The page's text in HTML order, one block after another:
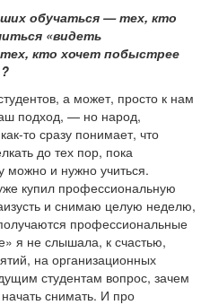
обучаться — тех, кто
«видеть
кто хочет побыстрее
а может, просто к нам
подход, — но народ,
то сразу понимает, что
до тех пор, пока
можно и нужно учиться.
купил профессиональную
и снимаю целую неделю,
профессиональные
я не слышала, к счастью,
на организационных
студентам вопрос, зачем
снимать. И про